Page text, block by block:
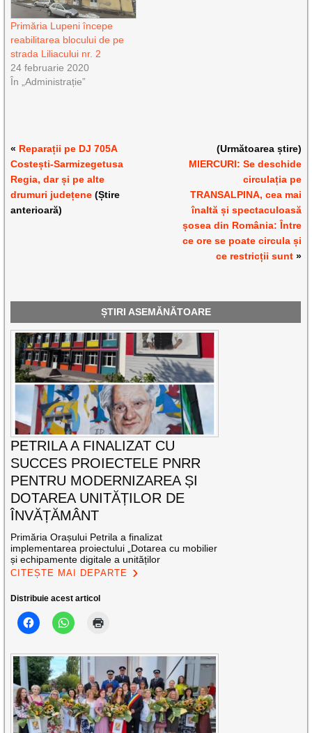
Primăria Lupeni începe
reabilitarea blocului de pe
strada Liliacului nr. 2
24 februarie 2020
În „Administrație”
« Reparații pe DJ 705A
Costești-Sarmizegetusa
Regia, dar și pe alte
drumuri județene (Știre
anterioară)
(Următoarea știre)
MIERCURI: Se deschide
circulația pe
TRANSALPINA, cea mai
înaltă și spectaculoasă
șosea din România: Între
ce ore se poate circula și
ce restricții sunt»
ȘTIRI ASEMĂNĂTOARE
PETRILA A FINALIZAT CU
SUCCES PROIECTELE PNRR
PENTRU MODERNIZAREA ȘI
DOTAREA UNITĂȚILOR DE
ÎNVĂȚĂMÂNT
Primăria Orașului Petrila a finalizat
implementarea proiectului „Dotarea cu mobilier
și echipamente digitale a unităților
CITEȘTE MAI DEPARTE
Distribuie acest articol